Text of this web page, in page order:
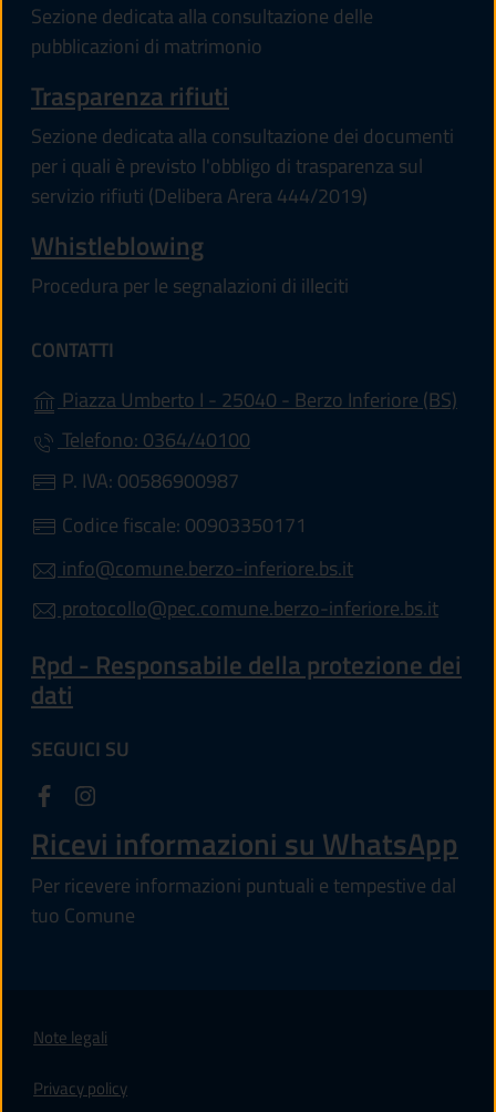
Sezione dedicata alla consultazione delle
pubblicazioni di matrimonio
Trasparenza rifiuti
Sezione dedicata alla consultazione dei documenti
per i quali è previsto l'obbligo di trasparenza sul
servizio rifiuti (Delibera Arera 444/2019)
Whistleblowing
Procedura per le segnalazioni di illeciti
CONTATTI
Piazza Umberto I - 25040 - Berzo Inferiore (BS)
Telefono: 0364/40100
P. IVA: 00586900987
Codice fiscale: 00903350171
info@comune.berzo-inferiore.bs.it
protocollo@pec.comune.berzo-inferiore.bs.it
Rpd - Responsabile della protezione dei
dati
SEGUICI SU
Ricevi informazioni su WhatsApp
Per ricevere informazioni puntuali e tempestive dal
tuo Comune
Note legali
Privacy policy